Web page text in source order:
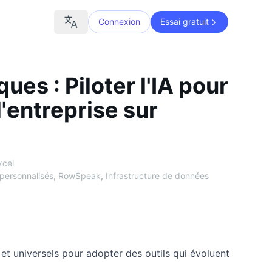
Connexion Essai gratuit
: Piloter l'IA pour
sur
, RowSpeak, Infrastructure de données
universels pour adopter des outils qui évoluent